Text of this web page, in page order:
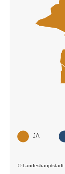
© Landeshauptstadt
JA